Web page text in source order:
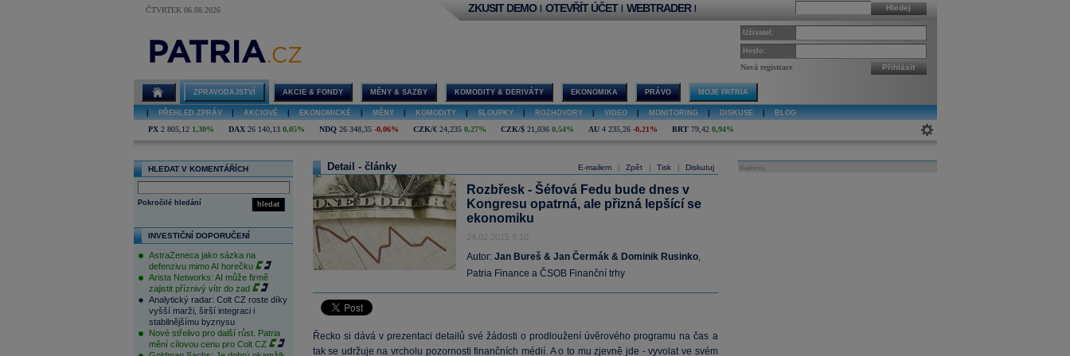
ČTVRTEK 06.08.2026 Hledej
ZKUSIT DEMO | OTEVŘÍT ÚČET | WEBTRADER |
Uživatel:
Heslo:
Nová registrace Přihlásit
ZPRAVODAJSTVÍ AKCIE & FONDY MĚNY & SAZBY KOMODITY & DERIVÁTY EKONOMIKA PRÁVO MOJE PATRIA
PŘEHLED ZPRÁV AKCIOVÉ EKONOMICKÉ MĚNY KOMODITY SLOUPKY ROZHOVORY VIDEO MONITORING DISKUSE BLOG
PX 2 805,12 1,30% DAX 26 140,13 0,05% NDQ 26 348,35 -0,06% CZK/€ 24,235 0,27% CZK/$ 21,036 0,54% AU 4 235,26 -0,21% BRT 79,42 0,94%
HLEDAT V KOMENTÁŘÍCH
hledat
Pokročilé hledání
INVESTIČNÍ DOPORUČENÍ
AstraZeneca jako sázka na
defenzivu mimo AI horečku
Arista Networks: AI může firmě
zajistit příznivý vítr do zad
Analytický radar: Colt CZ roste díky
vyšší marži, širší integraci i
stabilnějšímu byznysu
Nové střelivo pro další růst. Patria
mění cílovou cenu pro Colt CZ
E-mailem Zpět Tisk Diskutuj
Detail - články
Rozbřesk - Šéfová Fedu bude dnes v
Kongresu opatrná, ale přizná lepšící se
ekonomiku
24.02.2015 9:10
Autor: Jan Bureš & Jan Čermák & Dominik Rusinko,
Patria Finance a ČSOB Finanční trhy
Řecko si dává v prezentaci detailů své žádosti o prodloužení úvěrového programu na čas a
tak se udržuje na vrcholu pozornosti finančních médií. A o to mu zjevně jde - vyvolat ve svém
Reklama